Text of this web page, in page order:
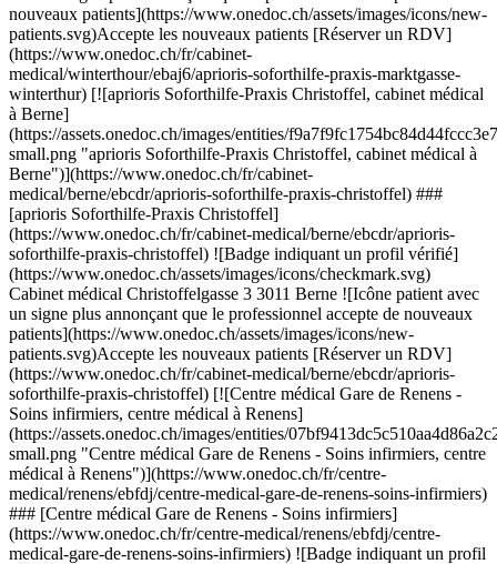
(https://assets.onedoc.ch/images/entities/07bf9413dc5c510aa4d86a2c219fa2af40ce4237fed7baf27b105aabba2a1910-small.png "Centre médical Gare de Renens - Soins infirmiers, centre médical à Renens")](https://www.onedoc.ch/fr/centre-medical/renens/ebfdj/centre-medical-gare-de-renens-soins-infirmiers) ### [Centre médical Gare de Renens - Soins infirmiers](https://www.onedoc.ch/fr/centre-medical/renens/ebfdj/centre-medical-gare-de-renens-soins-infirmiers) ![Badge indiquant un profil vérifié](https://www.onedoc.ch/assets/images/icons/checkmark.svg) Centre médical Avenue d'Epenex 4b 1020 Renens ![Icône patient avec un signe plus annonçant que le professionnel accepte de nouveaux patients](https://www.onedoc.ch/assets/images/icons/new-patients.svg)Accepte les nouveaux patients [Réserver un RDV](https://www.onedoc.ch/fr/centre-medical/renens/ebfdj/centre-medical-gare-de-renens-soins-infirmiers) [![aprioris Soforthilfe-Praxis Herisau, cabinet médical à Herisau](https://assets.onedoc.ch/images/entities/8177656812525f6c45d4684f546efb464f4ad63cb5a4f9321490bcf0c4e4c09f-small.png "aprioris Soforthilfe-Praxis Herisau, cabinet médical à Herisau")](https://www.onedoc.ch/fr/cabinet-medical/herisau/ebfok/aprioris-soforthilfe-praxis-herisau) ### [aprioris Soforthilfe-Praxis Herisau](https://www.onedoc.ch/fr/cabinet-medical/herisau/ebfok/aprioris-soforthilfe-praxis-herisau) ![Badge indiquant un profil vérifié](https://www.onedoc.ch/assets/images/icons/checkmark.svg) Cabinet médical Platz 10 9100 Herisau ![Icône patient avec un signe plus annonçant que le professionnel accepte de nouveaux patients](https://www.onedoc.ch/assets/images/icons/new-patients.svg)Accepte les nouveaux patients [Réserver un RDV](https://www.onedoc.ch/fr/cabinet-medical/herisau/ebfok/aprioris-soforthilfe-praxis-herisau) [![Dr. Ochine Karapetian, spécialiste en médecine interne générale à Genève](https://assets.onedoc.ch/images/users/eea878d01bed4348bb1d2f5f57f364d1ccfb7985acbff655e4269fbd4f609779-small.png "Dr. Ochine Karapetian, spécialiste en médecine interne générale à Genève")](https://www.onedoc.ch/fr/specialiste-en-medecine-interne-generale/geneve/pcrba/dr-ochine-karapetian) ### [Dr. Ochine Karapetian](https://www.onedoc.ch/fr/specialiste-en-medecine-interne-generale/geneve/pcrba/dr-ochine-karapetian) ![Badge indiquant un profil vérifié](https://www.onedoc.ch/assets/images/icons/checkmark.svg) [Spécialiste en médecine interne générale](https://www.onedoc.ch/fr/specialiste-en-medecine-interne-generale/geneve) Cabinet Dr. Karapetian Rue de la Servette 94 1202 Genève ![Dr. Ochine Karapetian est affilié au réseau Réseau Delta](https://assets.onedoc.ch/images/networks/logos/bc7306ac026c686f85d463e96b3cb0053f7de03c9f7a5fae3aa7114a276838ea-small.png) ![Icône patient avec un signe plus annonçant que le professionnel accepte de nouveaux patients](https://www.onedoc.ch/assets/images/icons/new-patients.svg)Accepte les nouveaux patients [Réserver un RDV](https://www.onedoc.ch/fr/specialiste-en-medecine-interne-generale/geneve/pcrba/dr-ochine-karapetian) Expertises:[Infection urinaire | Cystite](https://www.onedoc.ch/fr/infection-urinaire-cystite/geneve), [Urgence en médecine générale](https://www.onedoc.ch/fr/urgence-en-medecine-generale/geneve), [Rhinite allergique | Rhume des foins](https://www.onedoc.ch/fr/rhinite-allergique-rhume-des-foins/geneve), [Mise à jour du carnet de vaccination](https://www.onedoc.ch/fr/mise-a-jour-du-carnet-de-vaccination/geneve), [Check-up | bilan de santé](https://www.onedoc.ch/fr/check-up-bilan-de-sante/geneve), [Burn out](https://www.onedoc.ch/fr/burn-out/geneve), [Préparation magistrale en homéopathie](https://www.onedoc.ch/fr/preparation-magistrale-en-homeopathie/geneve)Voir plus Expertises:[Infection urinaire | Cystite](https://www.onedoc.ch/fr/infection-urinaire-cystite/geneve), [Urgence en médecine générale](https://www.onedoc.ch/fr/urgence-en-medecine-generale/geneve), [Rhinite allergique | Rhume des foins](https://www.onedoc.ch/fr/rhinite-allergique-rhume-des-foins/geneve), [Mise à jour du carnet de vaccination](https://www.onedoc.ch/fr/mise-a-jour-du-carnet-de-vaccination/geneve), [Check-up | bilan de santé](https://www.onedoc.ch/fr/check-up-bilan-de-sante/geneve), [Burn out](https://www.onedoc.ch/fr/burn-out/geneve), [Préparation magistrale en homéopathie](https://www.onedoc.ch/fr/preparation-magistrale-en-homeopathie/geneve)Voir plus [![aprioris Soforthilfe-Praxis Morgental, cabinet médical à Zurich](https://assets.onedoc.ch/images/entities/dc0da216fef6b3c64d13311d1820e39e2efbe1021a47fa38d3b120ba70a4c5b3-small.png "aprioris Soforthilfe-Praxis Morgental, cabinet médical à Zurich")](https://www.onedoc.ch/fr/cabinet-medical/zurich/ebaj4/aprioris-soforthilfe-praxis-morgental) ### [aprioris Soforthilfe-Praxis Morgental](https://www.onedoc.ch/fr/cabinet-medical/zurich/ebaj4/aprioris-soforthilfe-praxis-morgental) ![Badge indiquant un profil vérifié](https://www.onedoc.ch/assets/images/icons/checkmark.svg) Cabinet médical Albisstrasse 44 8038 Zurich ![Icône patient avec un signe plus annonçant que le professionnel accepte de nouveaux patients](https://www.onedoc.ch/assets/images/icons/new-patients.svg)Accepte les nouveaux patients [Réserver un RDV](https://www.onedoc.ch/fr/cabinet-medical/zurich/ebaj4/aprioris-soforthilfe-praxis-morgental) [![Dr. Mickaël Ransan, médecin généraliste à Vaulruz](https://assets.onedoc.ch/images/users/1e703547de51b8124a581bfd7ed029f055d27126dd5e8d573dd2756a7130bf70-small.jpg "Dr. Mickaël Ransan, médecin généraliste à Vaulruz")](https://www.onedoc.ch/fr/medecin-generaliste/vaulruz/pctwt/dr-mickael-ransan) ### [Dr. Mickaël Ransan](https://www.onedoc.ch/fr/medecin-generaliste/vaulruz/pctwt/dr-mickael-ransan) ![Badge indiquant un profil vérifié](https://www.onedoc.ch/